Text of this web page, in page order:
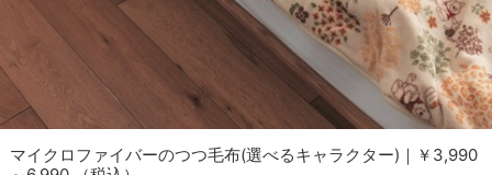
マイクロファイバーのつつ毛布(選べるキャラクター)｜￥3,990